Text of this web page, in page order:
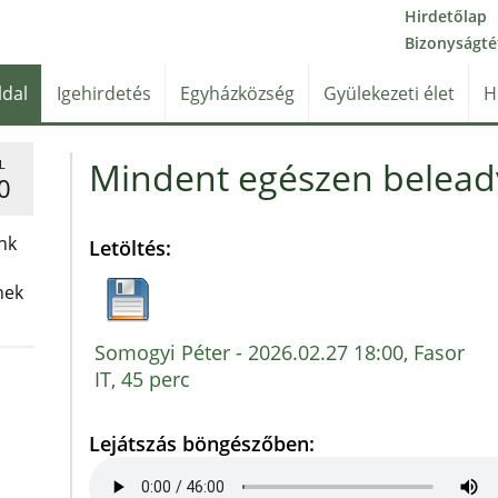
Hirdetőlap
Igehirdetés Egyházközség Gyülekezeti élet
Mindent egészen
Letöltés:
Somogyi Péter - 2026.02.27 18:00, Fasor
IT, 45 perc
Lejátszás böngészőben: